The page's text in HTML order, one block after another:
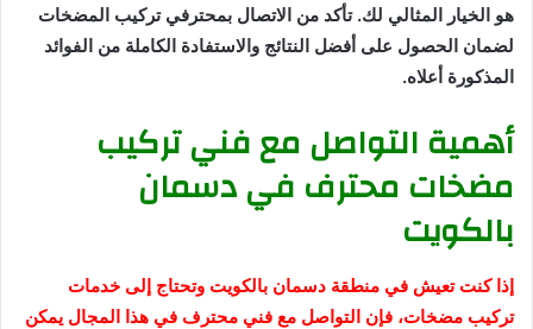
هو الخيار المثالي لك. تأكد من الاتصال بمحترفي تركيب المضخات
لضمان الحصول على أفضل النتائج والاستفادة الكاملة من الفوائد
المذكورة أعلاه.
أهمية التواصل مع فني تركيب
مضخات محترف في دسمان
بالكويت
إذا كنت تعيش في منطقة دسمان بالكويت وتحتاج إلى خدمات
تركيب مضخات، فإن التواصل مع فني محترف في هذا المجال يمكن